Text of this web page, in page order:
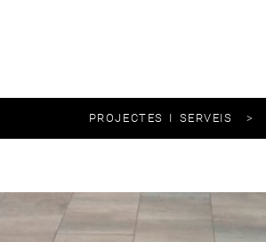
>
PROJECTES I SERVEIS